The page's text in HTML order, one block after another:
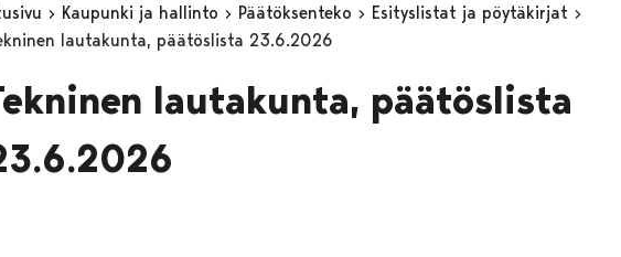
Kaupunki ja hallinto Päätöksenteko
Esityslistat ja pöytäkirjat
lautakunta, päätöslista 23.6.2026
lautakunta, päätöslista